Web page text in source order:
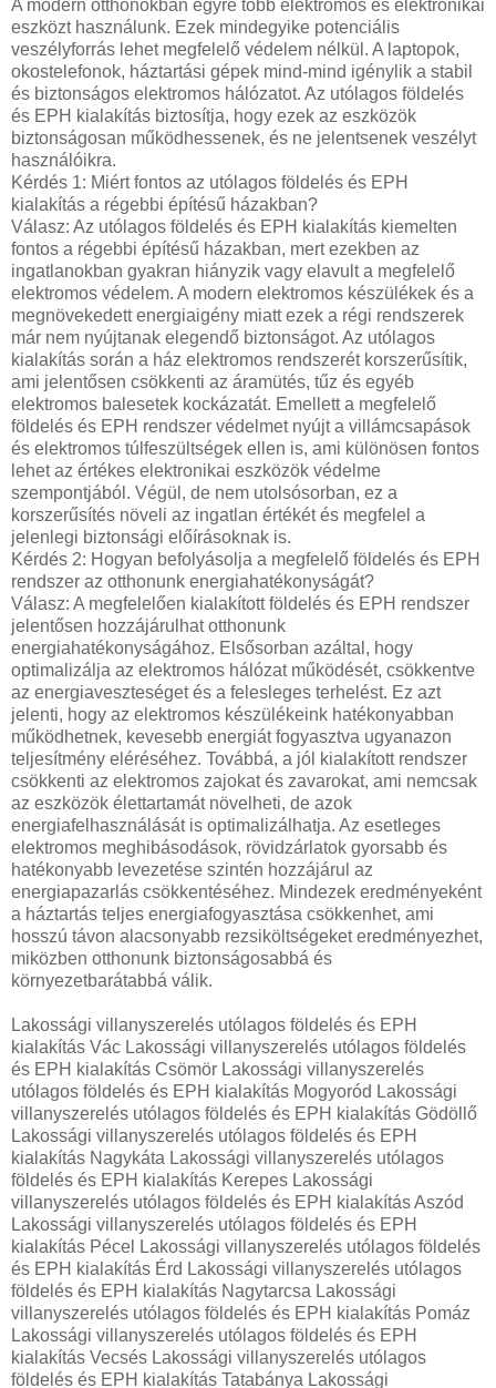
A modern otthonokban egyre több elektromos és elektronikai
eszközt használunk. Ezek mindegyike potenciális
veszélyforrás lehet megfelelő védelem nélkül. A laptopok,
okostelefonok, háztartási gépek mind-mind igénylik a stabil
és biztonságos elektromos hálózatot. Az utólagos földelés
és EPH kialakítás biztosítja, hogy ezek az eszközök
biztonságosan működhessenek, és ne jelentsenek veszélyt
használóikra.
Kérdés 1: Miért fontos az utólagos földelés és EPH
kialakítás a régebbi építésű házakban?
Válasz: Az utólagos földelés és EPH kialakítás kiemelten
fontos a régebbi építésű házakban, mert ezekben az
ingatlanokban gyakran hiányzik vagy elavult a megfelelő
elektromos védelem. A modern elektromos készülékek és a
megnövekedett energiaigény miatt ezek a régi rendszerek
már nem nyújtanak elegendő biztonságot. Az utólagos
kialakítás során a ház elektromos rendszerét korszerűsítik,
ami jelentősen csökkenti az áramütés, tűz és egyéb
elektromos balesetek kockázatát. Emellett a megfelelő
földelés és EPH rendszer védelmet nyújt a villámcsapások
és elektromos túlfeszültségek ellen is, ami különösen fontos
lehet az értékes elektronikai eszközök védelme
szempontjából. Végül, de nem utolsósorban, ez a
korszerűsítés növeli az ingatlan értékét és megfelel a
jelenlegi biztonsági előírásoknak is.
Kérdés 2: Hogyan befolyásolja a megfelelő földelés és EPH
rendszer az otthonunk energiahatékonyságát?
Válasz: A megfelelően kialakított földelés és EPH rendszer
jelentősen hozzájárulhat otthonunk
energiahatékonyságához. Elsősorban azáltal, hogy
optimalizálja az elektromos hálózat működését, csökkentve
az energiaveszteséget és a felesleges terhelést. Ez azt
jelenti, hogy az elektromos készülékeink hatékonyabban
működhetnek, kevesebb energiát fogyasztva ugyanazon
teljesítmény eléréséhez. Továbbá, a jól kialakított rendszer
csökkenti az elektromos zajokat és zavarokat, ami nemcsak
az eszközök élettartamát növelheti, de azok
energiafelhasználását is optimalizálhatja. Az esetleges
elektromos meghibásodások, rövidzárlatok gyorsabb és
hatékonyabb levezetése szintén hozzájárul az
energiapazarlás csökkentéséhez. Mindezek eredményeként
a háztartás teljes energiafogyasztása csökkenhet, ami
hosszú távon alacsonyabb rezsiköltségeket eredményezhet,
miközben otthonunk biztonságosabbá és
környezetbarátabbá válik.
Lakossági villanyszerelés utólagos földelés és EPH
kialakítás Vác Lakossági villanyszerelés utólagos földelés
és EPH kialakítás Csömör Lakossági villanyszerelés
utólagos földelés és EPH kialakítás Mogyoród Lakossági
villanyszerelés utólagos földelés és EPH kialakítás Gödöllő
Lakossági villanyszerelés utólagos földelés és EPH
kialakítás Nagykáta Lakossági villanyszerelés utólagos
földelés és EPH kialakítás Kerepes Lakossági
villanyszerelés utólagos földelés és EPH kialakítás Aszód
Lakossági villanyszerelés utólagos földelés és EPH
kialakítás Pécel Lakossági villanyszerelés utólagos földelés
és EPH kialakítás Érd Lakossági villanyszerelés utólagos
földelés és EPH kialakítás Nagytarcsa Lakossági
villanyszerelés utólagos földelés és EPH kialakítás Pomáz
Lakossági villanyszerelés utólagos földelés és EPH
kialakítás Vecsés Lakossági villanyszerelés utólagos
földelés és EPH kialakítás Tatabánya Lakossági